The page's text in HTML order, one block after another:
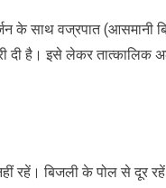
के साथ वज्रपात (आसमानी
है। इसे लेकर तात्‍कालिक
रहें। बिजली के पोल से दूर